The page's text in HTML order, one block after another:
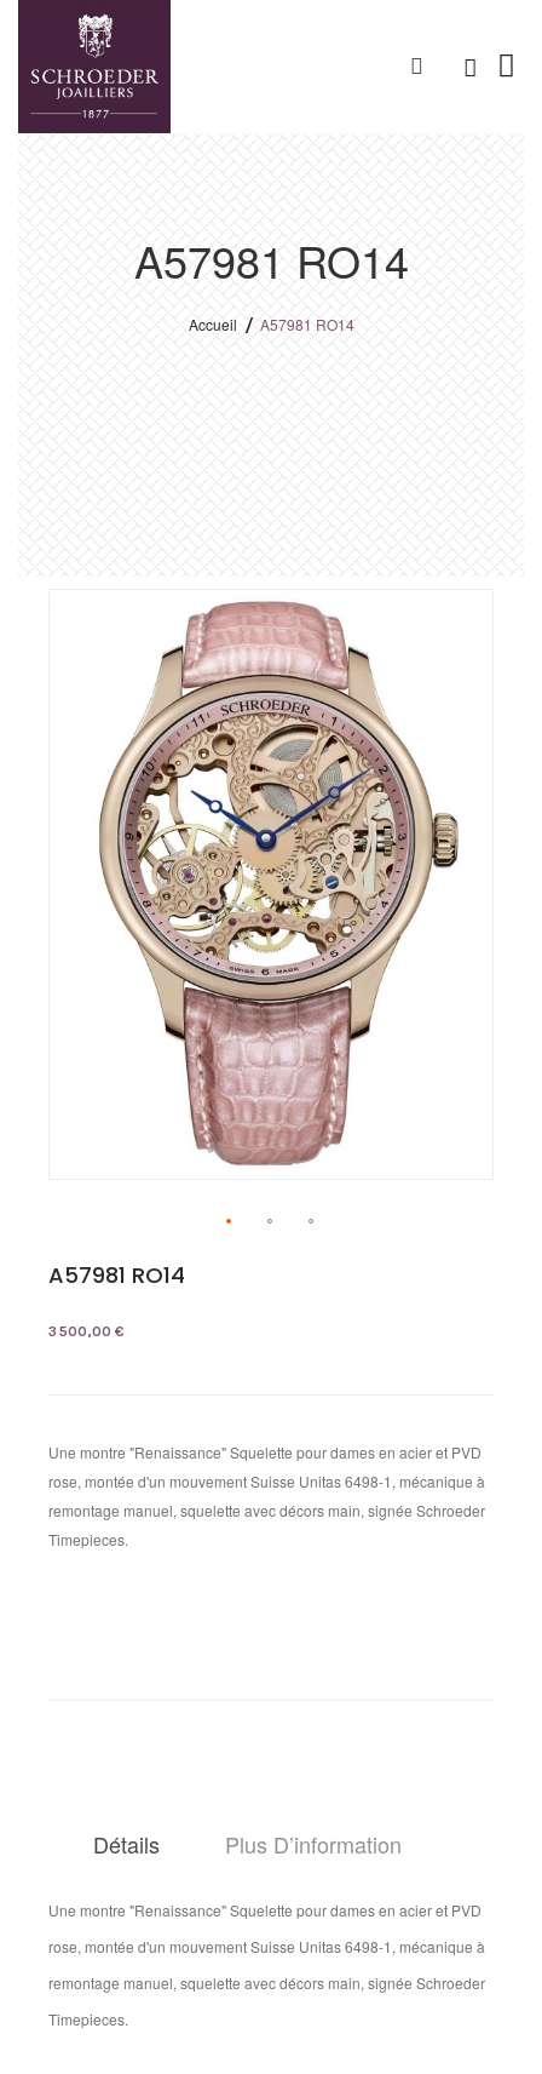
A57981 RO14
Accueil A57981 RO14
A57981 RO14
3 500,00 €
Une montre "Renaissance" Squelette pour dames en acier et PVD
rose, montée d'un mouvement Suisse Unitas 6498-1, mécanique à
remontage manuel, squelette avec décors main, signée Schroeder
Timepieces.
Détails
Une montre "Renaissance" Squelette pour dames en acier et PVD
rose, montée d'un mouvement Suisse Unitas 6498-1, mécanique à
remontage manuel, squelette avec décors main, signée Schroeder
Timepieces.
Plus D’information